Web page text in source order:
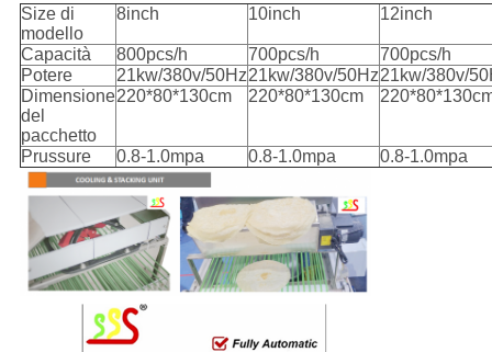
Size di
modello
8inch 10inch 12inch
Capacità 800pcs/h 700pcs/h
700pcs/h
Potere
21kw/380v/50Hz21kw/380v/50Hz21kw/380v/
Dimensione
del
pacchetto
220*80*130cm 220*80*130cm
Prussure 0.8-1.0mpa 0.8-1.0mpa 0.8-1.0mpa